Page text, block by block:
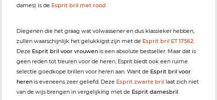
dames) is de Esprit bril met rood.
Diegenen die het graag wat volwassener en dus klassieker hebben,
zullen waarschijnlijk het gelukkigst zijn met de Esprit bril ET 17562.
Deze Esprit bril voor vrouwen is een absolute bestseller. Maar dat is
geen reden tot treuren voor de heren, Esprit biedt ook een ruime
selectie goedkope brillen voor heren aan. Want de Esprit bril voor
heren is eveneens zeer geliefd. Deze Esprit zwarte bril laat zich niet
van de wijs brengen in vergelijking met de Esprit damesbril.